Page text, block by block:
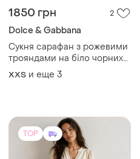
1850 грн 2
Dolce & Gabbana
Сукня сарафан з рожевими
трояндами на біло чорних
смужках
XХS и еще 3
TOP